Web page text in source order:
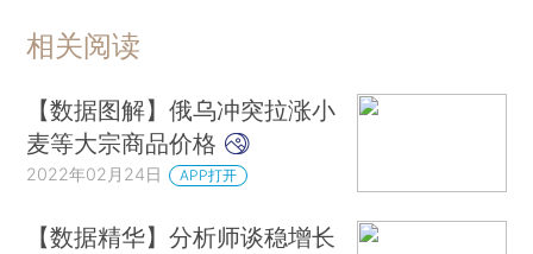
相关阅读
【数据图解】俄乌冲突拉涨小
麦等大宗商品价格
2022年02月24日 APP打开
【数据精华】分析师谈稳增长